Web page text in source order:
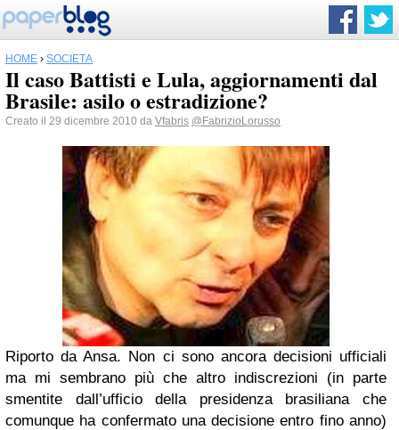
HOME › SOCIETÀ
Il caso Battisti e Lula, aggiornamenti dal
Brasile: asilo o estradizione?
Creato il 29 dicembre 2010 da Vfabris @FabrizioLorusso
Riporto da Ansa. Non ci sono ancora decisioni ufficiali
ma mi sembrano più che altro indiscrezioni (in parte
smentite dall’ufficio della presidenza brasiliana che
comunque ha confermato una decisione entro fino anno)